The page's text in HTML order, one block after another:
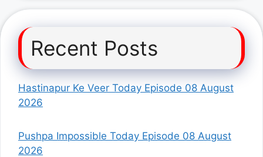
Recent Posts
Hastinapur Ke Veer Today Episode 08 August
2026
Pushpa Impossible Today Episode 08 August
2026